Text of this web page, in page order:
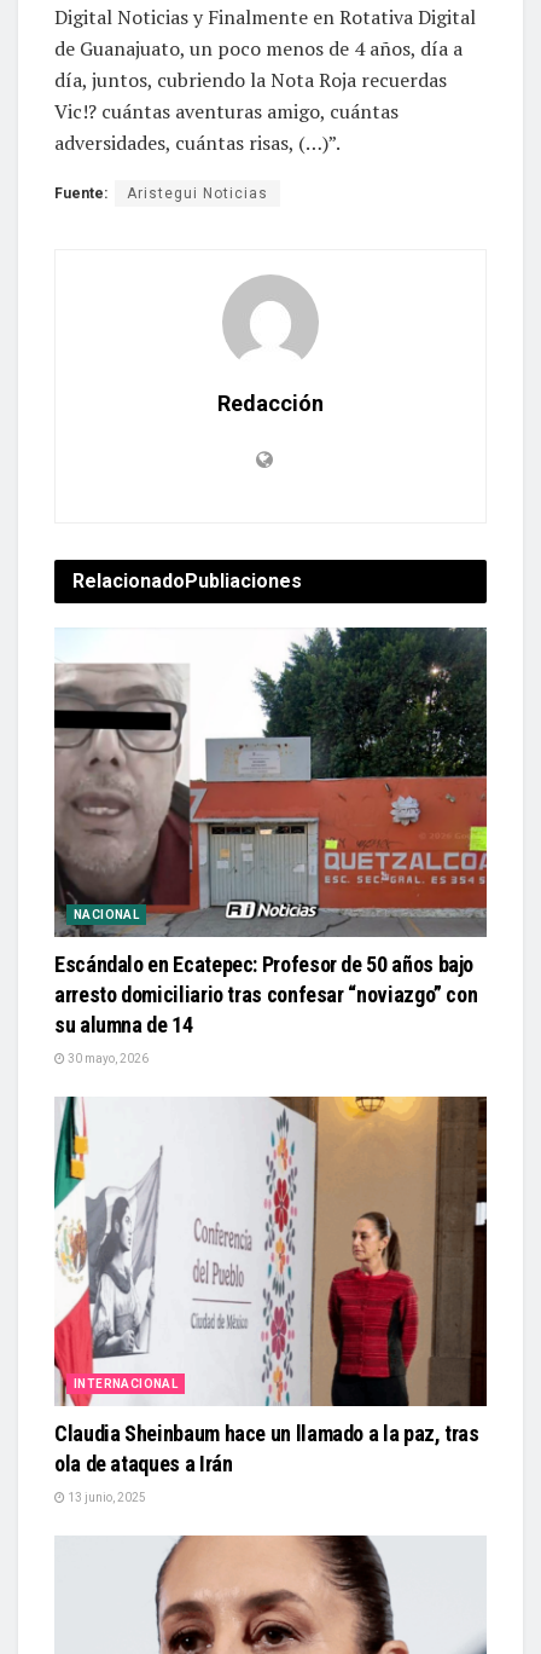
Digital Noticias y Finalmente en Rotativa Digital
de Guanajuato, un poco menos de 4 años, día a
día, juntos, cubriendo la Nota Roja recuerdas
Vic!? cuántas aventuras amigo, cuántas
adversidades, cuántas risas, (…)”.
Fuente: Aristegui Noticias
Redacción
RelacionadoPubliaciones
NACIONAL
Escándalo en Ecatepec: Profesor de 50 años bajo
arresto domiciliario tras confesar “noviazgo” con
su alumna de 14
30 mayo, 2026
INTERNACIONAL
Claudia Sheinbaum hace un llamado a la paz, tras
ola de ataques a Irán
13 junio, 2025